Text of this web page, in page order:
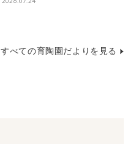
すべての育陶園だよりを見る